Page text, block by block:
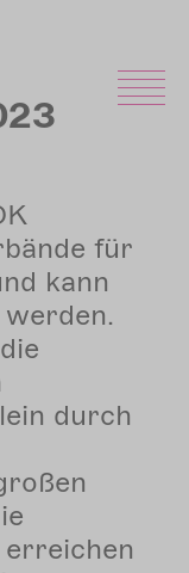
für
kann
durch